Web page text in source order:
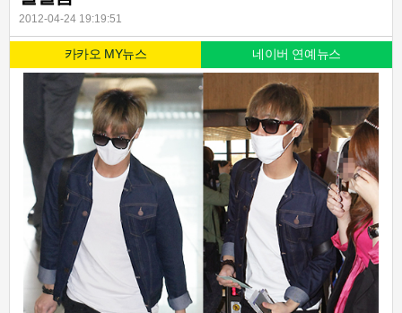
2012-04-24 19:19:51
카카오 MY뉴스 네이버 연예뉴스